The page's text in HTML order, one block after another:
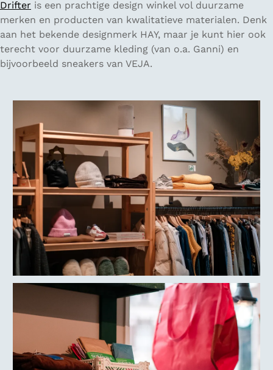
Drifter is een prachtige design winkel vol duurzame
merken en producten van kwalitatieve materialen. Denk
aan het bekende designmerk HAY, maar je kunt hier ook
terecht voor duurzame kleding (van o.a. Ganni) en
bijvoorbeeld sneakers van VEJA.